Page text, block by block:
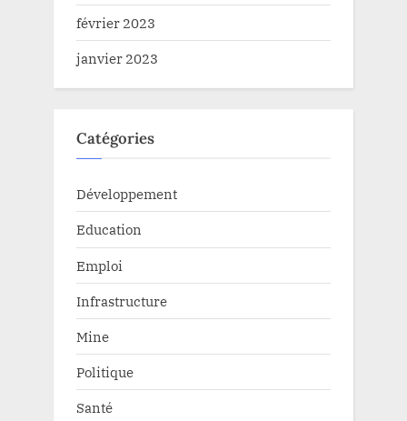
février 2023
janvier 2023
Catégories
Développement
Education
Emploi
Infrastructure
Mine
Politique
Santé